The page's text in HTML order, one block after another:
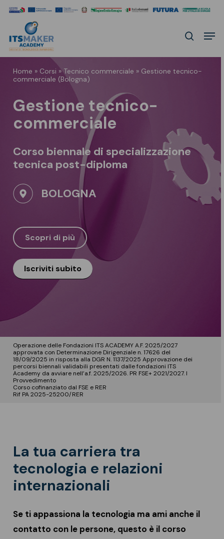
Skip
main
content
search
Home » Corsi »Tecnico commerciale » Gestione tecnico-
commerciale (Bologna)
Gestione tecnico-
commerciale
Corso biennale di specializzazione
tecnica post-diploma
BOLOGNA
Scopri di più
Iscriviti subito
Operazione delle Fondazioni ITS ACADEMY A.F. 2025/2027
approvata con Determinazione Dirigenziale n. 17626 del
18/09/2025 in risposta alla DGR N. 1137/2025 Approvazione dei
percorsi biennali validabili presentati dalle fondazioni ITS
Academy da avviare nell’a.f. 2025/2026. PR FSE+ 2021/2027. I
Provvedimento
Corso cofinanziato dal FSE e RER
Rif PA 2025-25200/RER
La tua carriera tra
tecnologia e relazioni
internazionali
Se ti appassiona la tecnologia ma ami anche il
contatto con le persone, questo è il corso